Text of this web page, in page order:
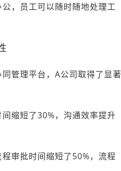
，员工可以随时随地处理工
管理平台，A公司取得了显
缩短了30%，沟通效率提升
审批时间缩短了50%，流程